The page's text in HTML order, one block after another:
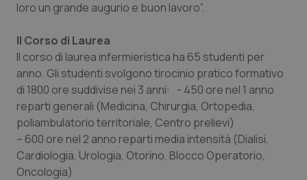
Sardegna
Sicilia
Toscana
Umbria
Malattia di Crohn & Rettocolite Ulcerosa
Neuroscienze & patologie neurodegenerative
Obesità
Oftalmologia
loro un grande augurio e buon lavoro”.
Il Corso di Laurea
Il corso di laurea infermieristica ha 65 studenti per
anno. Gli studenti svolgono tirocinio pratico formativo
di 1800 ore suddivise nei 3 anni: - 450 ore nel 1 anno
reparti generali (Medicina, Chirurgia, Ortopedia,
poliambulatorio territoriale, Centro prelievi)
– 600 ore nel 2 anno reparti media intensità (Dialisi,
Cardiologia, Urologia, Otorino, Blocco Operatorio,
Oncologia)